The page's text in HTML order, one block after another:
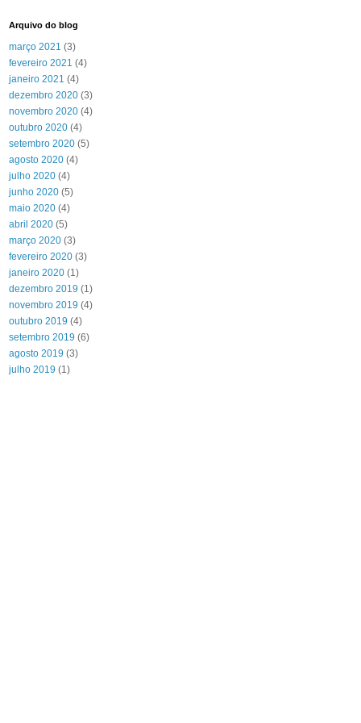
Arquivo do blog
março 2021 (3)
fevereiro 2021 (4)
janeiro 2021 (4)
dezembro 2020 (3)
novembro 2020 (4)
outubro 2020 (4)
setembro 2020 (5)
agosto 2020 (4)
julho 2020 (4)
junho 2020 (5)
maio 2020 (4)
abril 2020 (5)
março 2020 (3)
fevereiro 2020 (3)
janeiro 2020 (1)
dezembro 2019 (1)
novembro 2019 (4)
outubro 2019 (4)
setembro 2019 (6)
agosto 2019 (3)
julho 2019 (1)